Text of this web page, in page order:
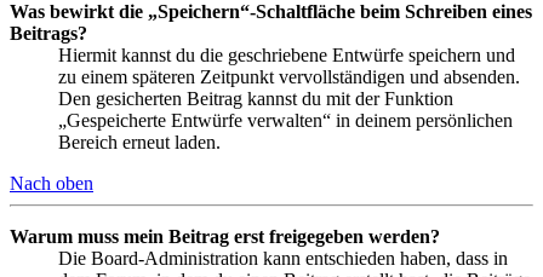
Was bewirkt die „Speichern“-Schaltfläche beim Schreiben eines
Beitrags?
Hiermit kannst du die geschriebene Entwürfe speichern und
zu einem späteren Zeitpunkt vervollständigen und absenden.
Den gesicherten Beitrag kannst du mit der Funktion
„Gespeicherte Entwürfe verwalten“ in deinem persönlichen
Bereich erneut laden.
Nach oben
Warum muss mein Beitrag erst freigegeben werden?
Die Board-Administration kann entschieden haben, dass in